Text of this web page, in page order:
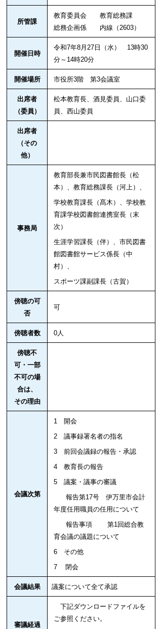
所管課
教育委員会 教育総務課
総務企画係 内線（2603）
開催日時
令和7年8月27 日（水） 13時30
分～14時20分
開催場所 市役所3階 第3会議室
出席者
（委員）
松本教育長、酒見委員、山口委
員、西山委員
出席者
（その
他）
事務局
教育部長兼市民図書館長（松
本）、 教育総務課長（河上）、
学校教育課長（髙木）、学校教
育課学校図書館連携室長（末
次）
生涯学習課長（伴）、 市民図書
館図書館サービス係長（中
村）、
スポーツ課副課長（古賀）
傍聴の可
否
可
傍聴者数 0人
傍聴不
可・一部
不可の場
合は、
その理由
会議次第
1 開会
2 議事録署名者の指名
3 前回会議録の報告・承認
4 教育長の報告
5 議案・議事の審議
報告第17号 伊万里市会計
年度任用職員の任用について
報告事項 第1回総合教
育会議の議題について
6 その他
7 閉会
会議結果 議案について全て承認
審議経過
下記ダウンロードファイルを
ご参照ください。